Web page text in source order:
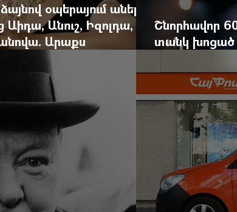
օպերայում անելիք
Աիդա, Անուշ, Իզոլդա,
Արաքս
Շնորհավոր
տանկ խոցած